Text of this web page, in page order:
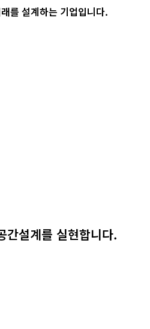
를 설계하는 기업입니다.
간설계를 실현합니다.